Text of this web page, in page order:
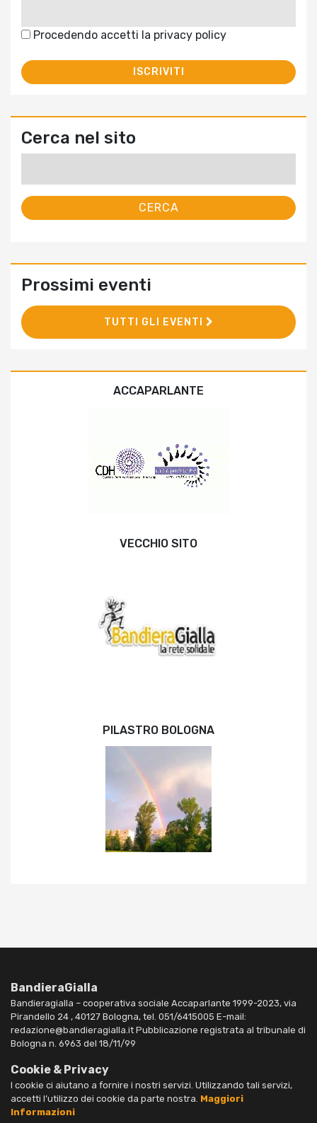
Procedendo accetti la privacy policy
Cerca nel sito
Prossimi eventi
TUTTI GLI EVENTI
ACCAPARLANTE
VECCHIO SITO
PILASTRO BOLOGNA
BandieraGialla
Bandieragialla – cooperativa sociale Accaparlante 1999-2023, via
Pirandello 24 , 40127 Bologna, tel. 051/6415005 E-mail:
redazione@bandieragialla.it Pubblicazione registrata al tribunale di
Bologna n. 6963 del 18/11/99
Cookie & Privacy
I cookie ci aiutano a fornire i nostri servizi. Utilizzando tali servizi,
accetti l’utilizzo dei cookie da parte nostra. Maggiori
Informazioni